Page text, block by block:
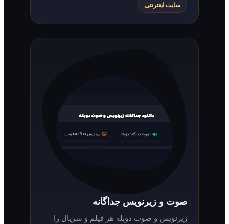
سایت اینترنتی
صوت و زیرنویس جداگانه
زیرنویس و صوت دوبله هر فیلم و سریال را